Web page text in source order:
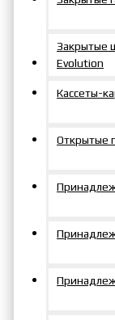
Закрытые
Evolution
Кассеты-
Открытые